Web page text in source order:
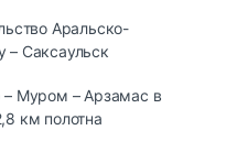
Аральско-
– Саксаульск
– Муром – Арзамас в
км полотна